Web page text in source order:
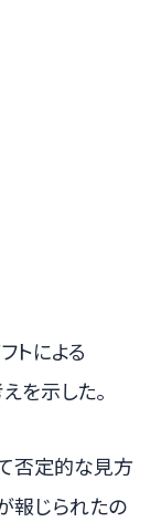
トによる
を示した。
否定的な見方
報じられたの